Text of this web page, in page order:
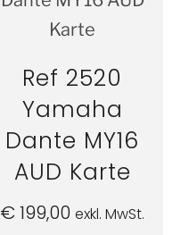
Ref 2520
Yamaha
Dante MY16
AUD Karte
€199,00 exkl. MwSt.